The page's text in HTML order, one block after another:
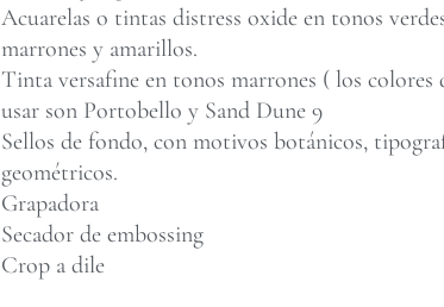
Acuarelas o tintas distress oxide en tonos
marrones y amarillos.
Tinta versafine en tonos marrones ( los colores
usar son Portobello y Sand Dune 9
Sellos de fondo, con motivos botánicos,
geométricos.
Grapadora
Secador de embossing
Crop a dile